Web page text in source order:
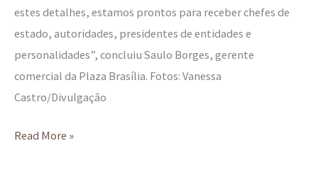
estes detalhes, estamos prontos para receber chefes de
estado, autoridades, presidentes de entidades e
personalidades”, concluiu Saulo Borges, gerente
comercial da Plaza Brasília. Fotos: Vanessa
Castro/Divulgação
Read More »